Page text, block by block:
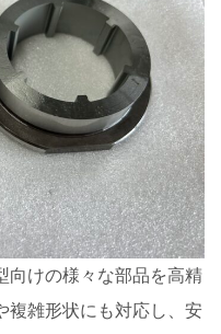
向けの様々な部品を高精
複雑形状にも対応し、安